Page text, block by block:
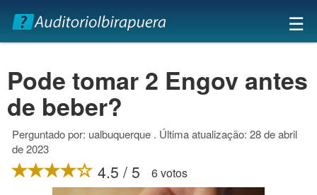
×
☰
Pode tomar 2 Engov antes
de beber?
Perguntado por: ualbuquerque . Última atualização: 28 de abril
de 2023
4.5 / 5 6 votos